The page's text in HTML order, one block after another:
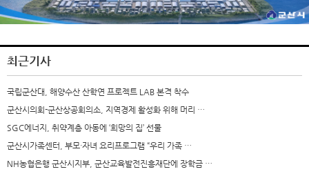
최근기사
국립군산대, 해양수산 산학연 프로젝트 LAB 본격 착수
군산시의회-군산상공회의소, 지역경제 활성화 위해 머리 …
SGC에너지, 취약계층 아동에 ‘희망의 집’ 선물
군산시가족센터, 부모·자녀 요리프로그램 “우리 가족 …
NH농협은행 군산시지부, 군산교육발전진흥재단에 장학금 …